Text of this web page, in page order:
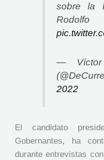
sobre la
— Víctor
2022
El candidato
Gobernantes, ha
durante entrevistas